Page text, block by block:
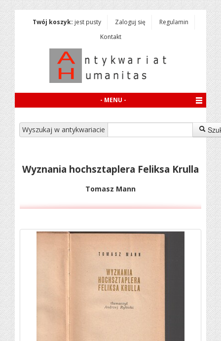
Twój koszyk: jest pusty Zaloguj się
Regulamin
Kontakt
- MENU -
Wyszukaj w antykwariacie
Wyznania hochsztaplera Feliksa Krulla
Tomasz Mann